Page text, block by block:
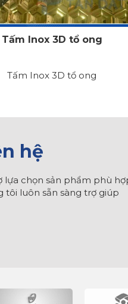
Tấm Inox 3D tổ ong
Tấm Inox 3D tổ ong
hệ
lựa chọn sản phẩm phù
tôi luôn sẵn sàng trợ giúp